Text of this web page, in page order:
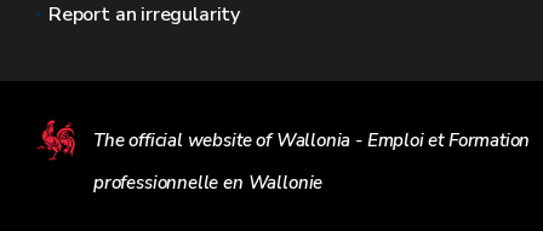
Report an irregularity
The official website of Wallonia - Emploi et Formation
professionnelle en Wallonie